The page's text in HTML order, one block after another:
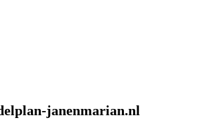
janenmarian.nl